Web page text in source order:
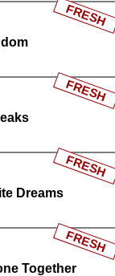
FRESH
FRESH
Dreams
FRESH
Together
FRESH